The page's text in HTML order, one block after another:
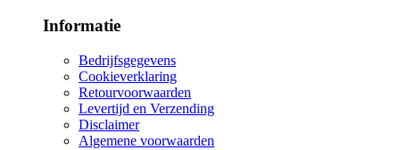
Informatie
Bedrijfsgegevens
Cookieverklaring
Retourvoorwaarden
Levertijd en Verzending
Disclaimer
Algemene voorwaarden